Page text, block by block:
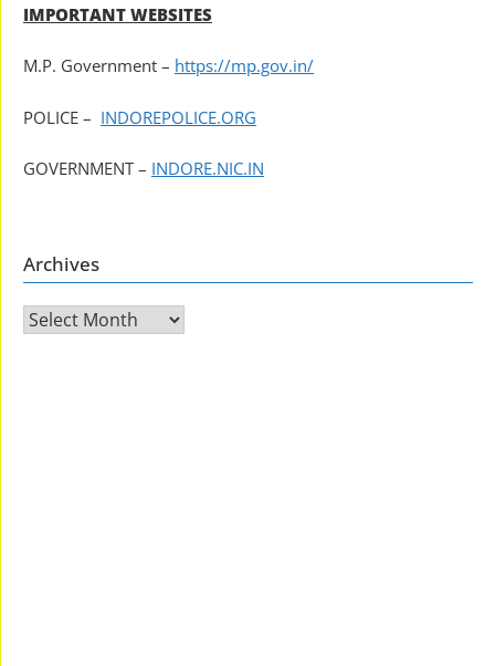
IMPORTANT WEBSITES
M.P. Government – https://mp.gov.in/
POLICE – INDOREPOLICE.ORG
GOVERNMENT – INDORE.NIC.IN
Archives
Archives